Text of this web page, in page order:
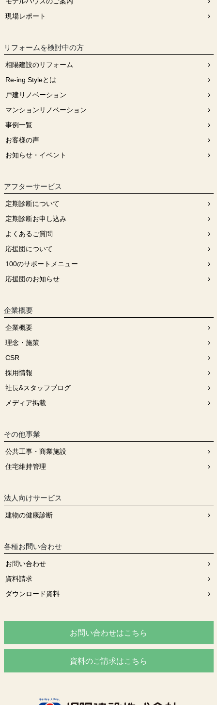
現場レポート
リフォームを検討中の⽅
相陽建設のリフォーム
Re-ing Styleとは
戸建リノベーション
マンションリノベーション
事例一覧
お客様の声
お知らせ・イベント
アフターサービス
定期診断について
定期診断お申し込み
よくあるご質問
応援団について
100のサポートメニュー
応援団のお知らせ
企業概要
企業概要
理念・施策
CSR
採用情報
社長&スタッフブログ
メディア掲載
その他事業
公共工事・商業施設
住宅維持管理
法人向けサービス
建物の健康診断
各種お問い合わせ
お問い合わせ
資料請求
ダウンロード資料
お問い合わせはこちら
資料のご請求はこちら